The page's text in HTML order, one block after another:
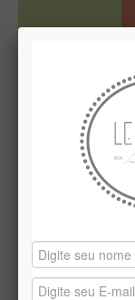
Institucional
Quem Somos
Le Délice Atelier
Lista de comparação
Vale presentes
Produtos temáticos